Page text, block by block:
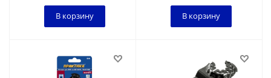
В корзину В корзину